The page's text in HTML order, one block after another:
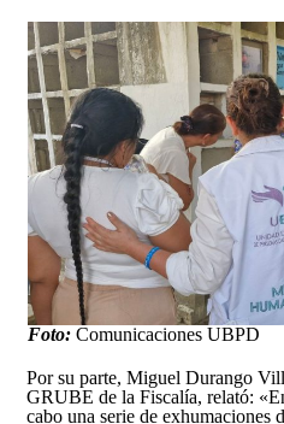
Foto: Comunicaciones UBPD
Por su parte, Miguel Durango
GRUBE de la Fiscalía, relató:
cabo una serie de exhumaciones